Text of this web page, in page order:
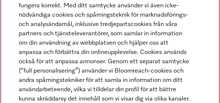
fungera korrekt. Med ditt samtycke använder vi även icke-
nödvändiga cookies och spårningsteknik för marknadsförings-
och analysändamål, inklusive tredjepartscookies från våra
partners och tjänsteleverantörer, som samlar in information
om din användning av webbplatsen och hjälper oss att
anpassa och förbättra din onlineupplevelse. Cookies används
också för att anpassa annonser. Genom ett separat samtycke
(“full personalisering”) använder vi Bloomreach-cookies och
andra spårningstekniker för att samla in information om ditt
användarbeteende, vilka vi tilldelar din profil för att bättre
kunna skräddarsy det innehåll som vi visar dig via olika kanaler.